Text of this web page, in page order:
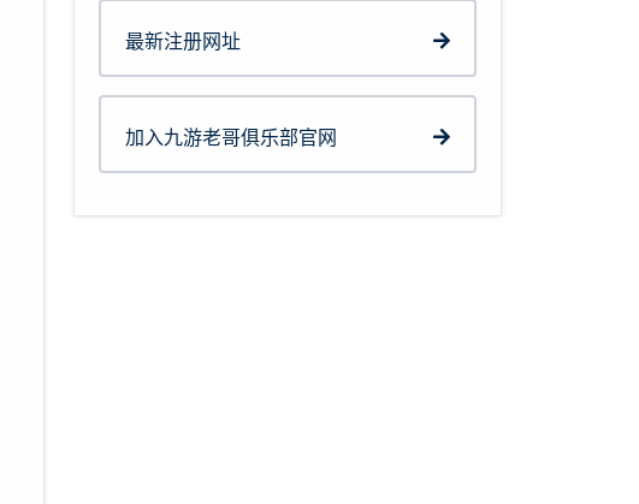
最新注册网址
加入九游老哥俱乐部官网